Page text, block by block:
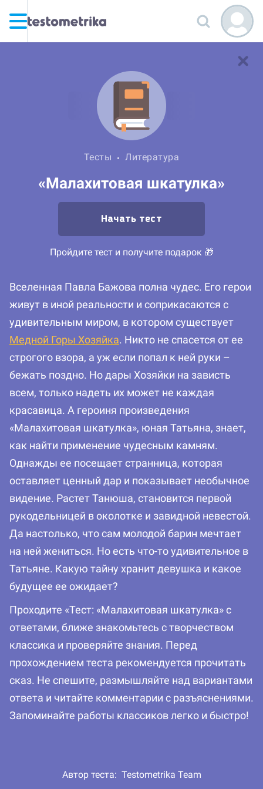
Тесты Литература
«Малахитовая шкатулка»
Начать тест
Пройдите тест и получите подарок 🎁
Вселенная Павла Бажова полна чудес. Его герои
живут в иной реальности и соприкасаются с
удивительным миром, в котором существует
Медной Горы Хозяйка. Никто не спасется от ее
строгого взора, а уж если попал к ней руки –
бежать поздно. Но дары Хозяйки на зависть
всем, только надеть их может не каждая
красавица. А героиня произведения
«Малахитовая шкатулка», юная Татьяна, знает,
как найти применение чудесным камням.
Однажды ее посещает странница, которая
оставляет ценный дар и показывает необычное
видение. Растет Танюша, становится первой
рукодельницей в околотке и завидной невестой.
Да настолько, что сам молодой барин мечтает
на ней жениться. Но есть что-то удивительное в
Татьяне. Какую тайну хранит девушка и какое
будущее ее ожидает?
Проходите «Тест: «Малахитовая шкатулка» с
ответами, ближе знакомьтесь с творчеством
классика и проверяйте знания. Перед
прохождением теста рекомендуется прочитать
сказ. Не спешите, размышляйте над вариантами
ответа и читайте комментарии с разъяснениями.
Запоминайте работы классиков легко и быстро!
Автор теста: Testometrika Team